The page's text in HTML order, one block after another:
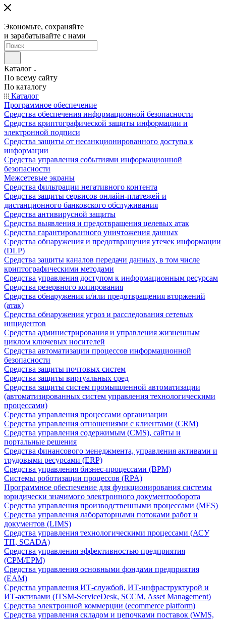
Экономьте, сохраняйте
и зарабатывайте с нами
Каталог
По всему сайту
По каталогу
Каталог
Программное обеспечение
Средства обеспечения информационной безопасности
Средства криптографической защиты информации и
электронной подписи
Средства защиты от несанкционированного доступа к
информации
Средства управления событиями информационной
безопасности
Межсетевые экраны
Средства фильтрации негативного контента
Средства защиты сервисов онлайн-платежей и
дистанционного банковского обслуживания
Средства антивирусной защиты
Средства выявления и предотвращения целевых атак
Средства гарантированного уничтожения данных
Средства обнаружения и предотвращения утечек информации
(DLP)
Средства защиты каналов передачи данных, в том числе
криптографическими методами
Средства управления доступом к информационным ресурсам
Средства резервного копирования
Средства обнаружения и/или предотвращения вторжений
(атак)
Средства обнаружения угроз и расследования сетевых
инцидентов
Средства администрирования и управления жизненным
циклом ключевых носителей
Средства автоматизации процессов информационной
безопасности
Средства защиты почтовых систем
Средства защиты виртуальных сред
Средства защиты систем промышленной автоматизации
(автоматизированных систем управления технологическими
процессами)
Средства управления процессами организации
Средства управления отношениями с клиентами (CRM)
Средства управления содержимым (CMS), сайты и
портальные решения
Средства финансового менеджмента, управления активами и
трудовыми ресурсами (ERP)
Средства управления бизнес-процессами (BPM)
Системы роботизации процессов (RPA)
Программное обеспечение для функционирования системы
юридически значимого электронного документооборота
Средства управления производственными процессами (MES)
Средства управления лабораторными потоками работ и
документов (LIMS)
Средства управления технологическими процессами (АСУ
ТП, SCADA)
Средства управления эффективностью предприятия
(CPM/EPM)
Средства управления основными фондами предприятия
(EAM)
Средства управления ИТ-службой, ИТ-инфраструктурой и
ИТ-активами (ITSM-ServiceDesk, SCCM, Asset Management)
Средства электронной коммерции (ecommerce platform)
Средства управления складом и цепочками поставок (WMS,